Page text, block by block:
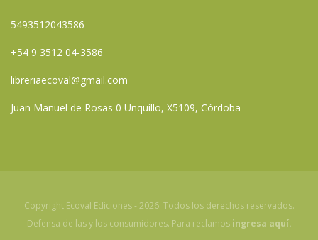
5493512043586
+54 9 3512 04-3586
libreriaecoval@gmail.com
Juan Manuel de Rosas 0 Unquillo, X5109, Córdoba
Copyright Ecoval Ediciones - 2026. Todos los derechos reservados.
Defensa de las y los consumidores. Para reclamos ingresa aquí.